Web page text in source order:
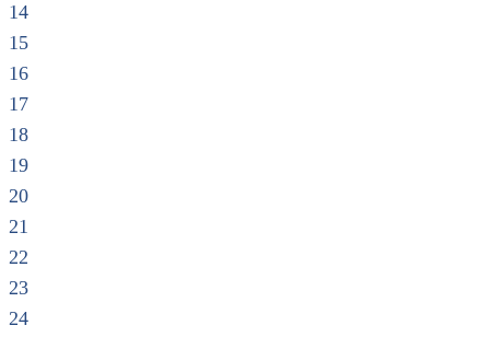
14
15
16
17
18
19
20
21
22
23
24